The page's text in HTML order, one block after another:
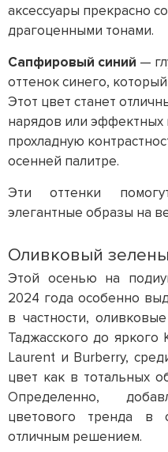
аксессуары прекрасно
драгоценными тонами.
Сапфировый синий —
оттенок синего,
Этот цвет станет
нарядов или эффектных
прохладную
осенней палитре.
Эти оттенки
элегантные образы на
Оливковый
Этой осенью на
2024 года особенно
в частности,
Таджасского до яркого
Laurent и Burberry,
цвет как в тотальных
Определенно,
цветового тренда в
отличным решением.